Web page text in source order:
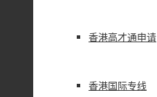
香港高才通申请
香港国际专线